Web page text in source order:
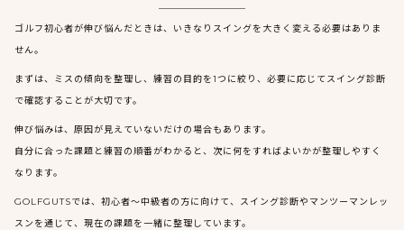
ゴルフ初心者が伸び悩んだときは、いきなりスイングを大きく変える必要はありま
せん。
まずは、ミスの傾向を整理し、練習の目的を1つに絞り、必要に応じてスイング診断
で確認することが大切です。
伸び悩みは、原因が見えていないだけの場合もあります。
自分に合った課題と練習の順番がわかると、次に何をすればよいかが整理しやすく
なります。
GOLFGUTSでは、初心者〜中級者の方に向けて、スイング診断やマンツーマンレッ
スンを通じて、現在の課題を一緒に整理しています。